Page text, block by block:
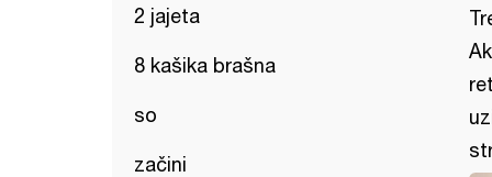
2 jajeta
8 kašika brašna
so
začini